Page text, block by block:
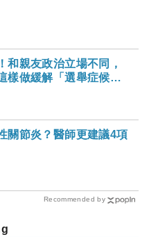
和親友政治立場不同，
樣做緩解「選舉症候
關節炎？醫師更建議4項
Recommended by